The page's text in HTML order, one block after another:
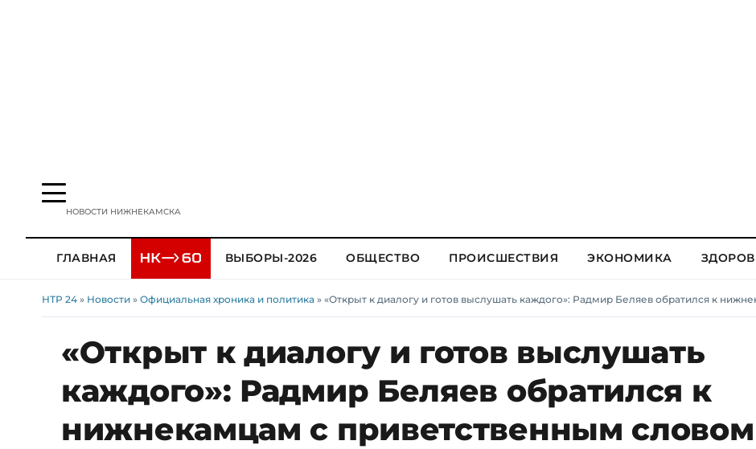
НОВОСТИ НИЖНЕКАМСКА
ГЛАВНАЯ ВЫБОРЫ-2026 ОБЩЕСТВО ПРОИСШЕСТВИЯ ЭКОНОМИКА
НТР 24 » Новости » Официальная хроника и политика » «Открыт к диалогу и готов выслушать каждого»: Радмир Беляев обратился к
«Открыт к диалогу и готов выслушать
каждого»: Радмир Беляев обратился к
нижнекамцам с приветственным словом